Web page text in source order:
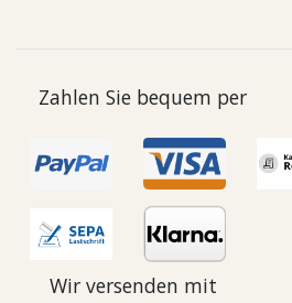
Zahlen Sie bequem per
Wir versenden mit